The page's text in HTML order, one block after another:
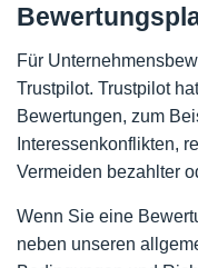
Für
Trustpilot. Trustpilot
Bewertungen, zum
Interessenkonflikten,
Vermeiden bezahlter
Wenn Sie eine
neben unseren